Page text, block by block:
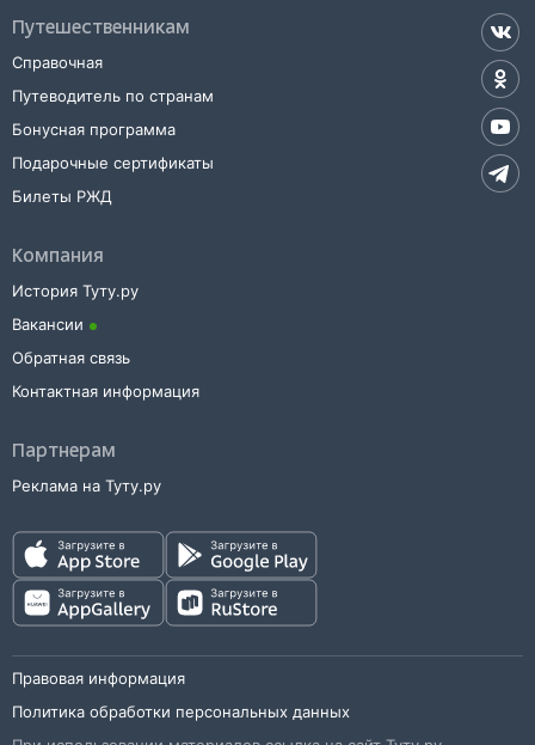
Путешественникам
Справочная
Путеводитель по странам
Бонусная программа
Подарочные сертификаты
Билеты РЖД
Компания
История Туту.ру
Вакансии
Обратная связь
Контактная информация
Партнерам
Реклама на Туту.ру
Правовая информация
Политика обработки персональных данных